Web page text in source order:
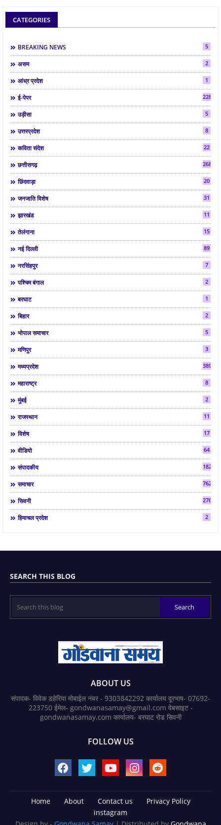
CATEGORIES
BREAKING NEWS 5
असम 2
आंध्र प्रदेश 1
ई-पेपर 2286
उड़ीसा 5
उत्तरप्रदेश 8
कविता संदेश 22
छत्तीसगढ़ 268
छिंदवाड़ा 20
जनजाति विशेष 31
झारखंड 11
तेलंगाना 15
नई दिल्ली 89
नरसिंहपुर 7
पश्चिम बंगाल 2
बरघाट 1
बिहार 2
भोपाल समाचार 5
मणिपुर 3
मध्यप्रदेश 3892
महाराष्ट्र 8
मुंबई 2
राजस्थान 11
विशेष 17
वीडियो 64
संपादकीय 182
समाचार 7624
सिवनी 2763
हिमाचल प्रदेश 2
SEARCH THIS BLOG
ABOUT US
संपादक- विवेक डहेरिया मोबाईल नंबर - 9303842292 कार्यालय दूरभाष- 07692-
223750 ईमेल- gondwanasamay@gmail.com वेबसाइट -
gondwanasamay.com कार्यालय- बरघाट रोड सिवनी
FOLLOW US
Home About Contact us
Privacy Policy
instagram